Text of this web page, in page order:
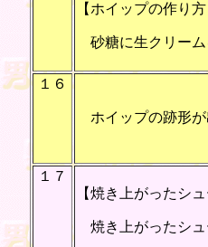
【ホイップの作り方
砂糖に生クリーム
１６
ホイップの跡形が
１７
【焼き上がったシュ
焼き上がったシュ